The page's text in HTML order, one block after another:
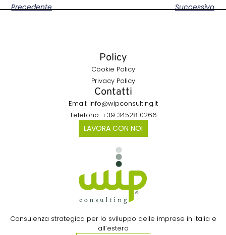
Precedente Successivo
Consulenza strategica per lo sviluppo delle imprese in Italia e
all’estero​
Policy
Cookie Policy
Privacy Policy
Contatti
Email: info@wipconsulting.it
Telefono: +39 3452810266
LAVORA CON NOI